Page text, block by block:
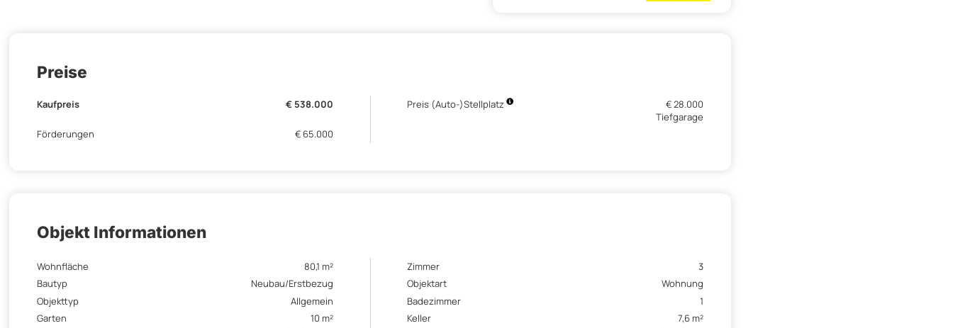
Preise
Kaufpreis € 538.000 Preis (Auto-)Stellplatz
€ 28.000
Tiefgarage
Förderungen
€ 65.000
Objekt Informationen
Wohnfläche 80,1 m² Zimmer
3
Bautyp
Neubau/Erstbezug Objektart
Wohnung
Objekttyp
Allgemein Badezimmer
1
Garten
10 m² Keller
7,6 m²